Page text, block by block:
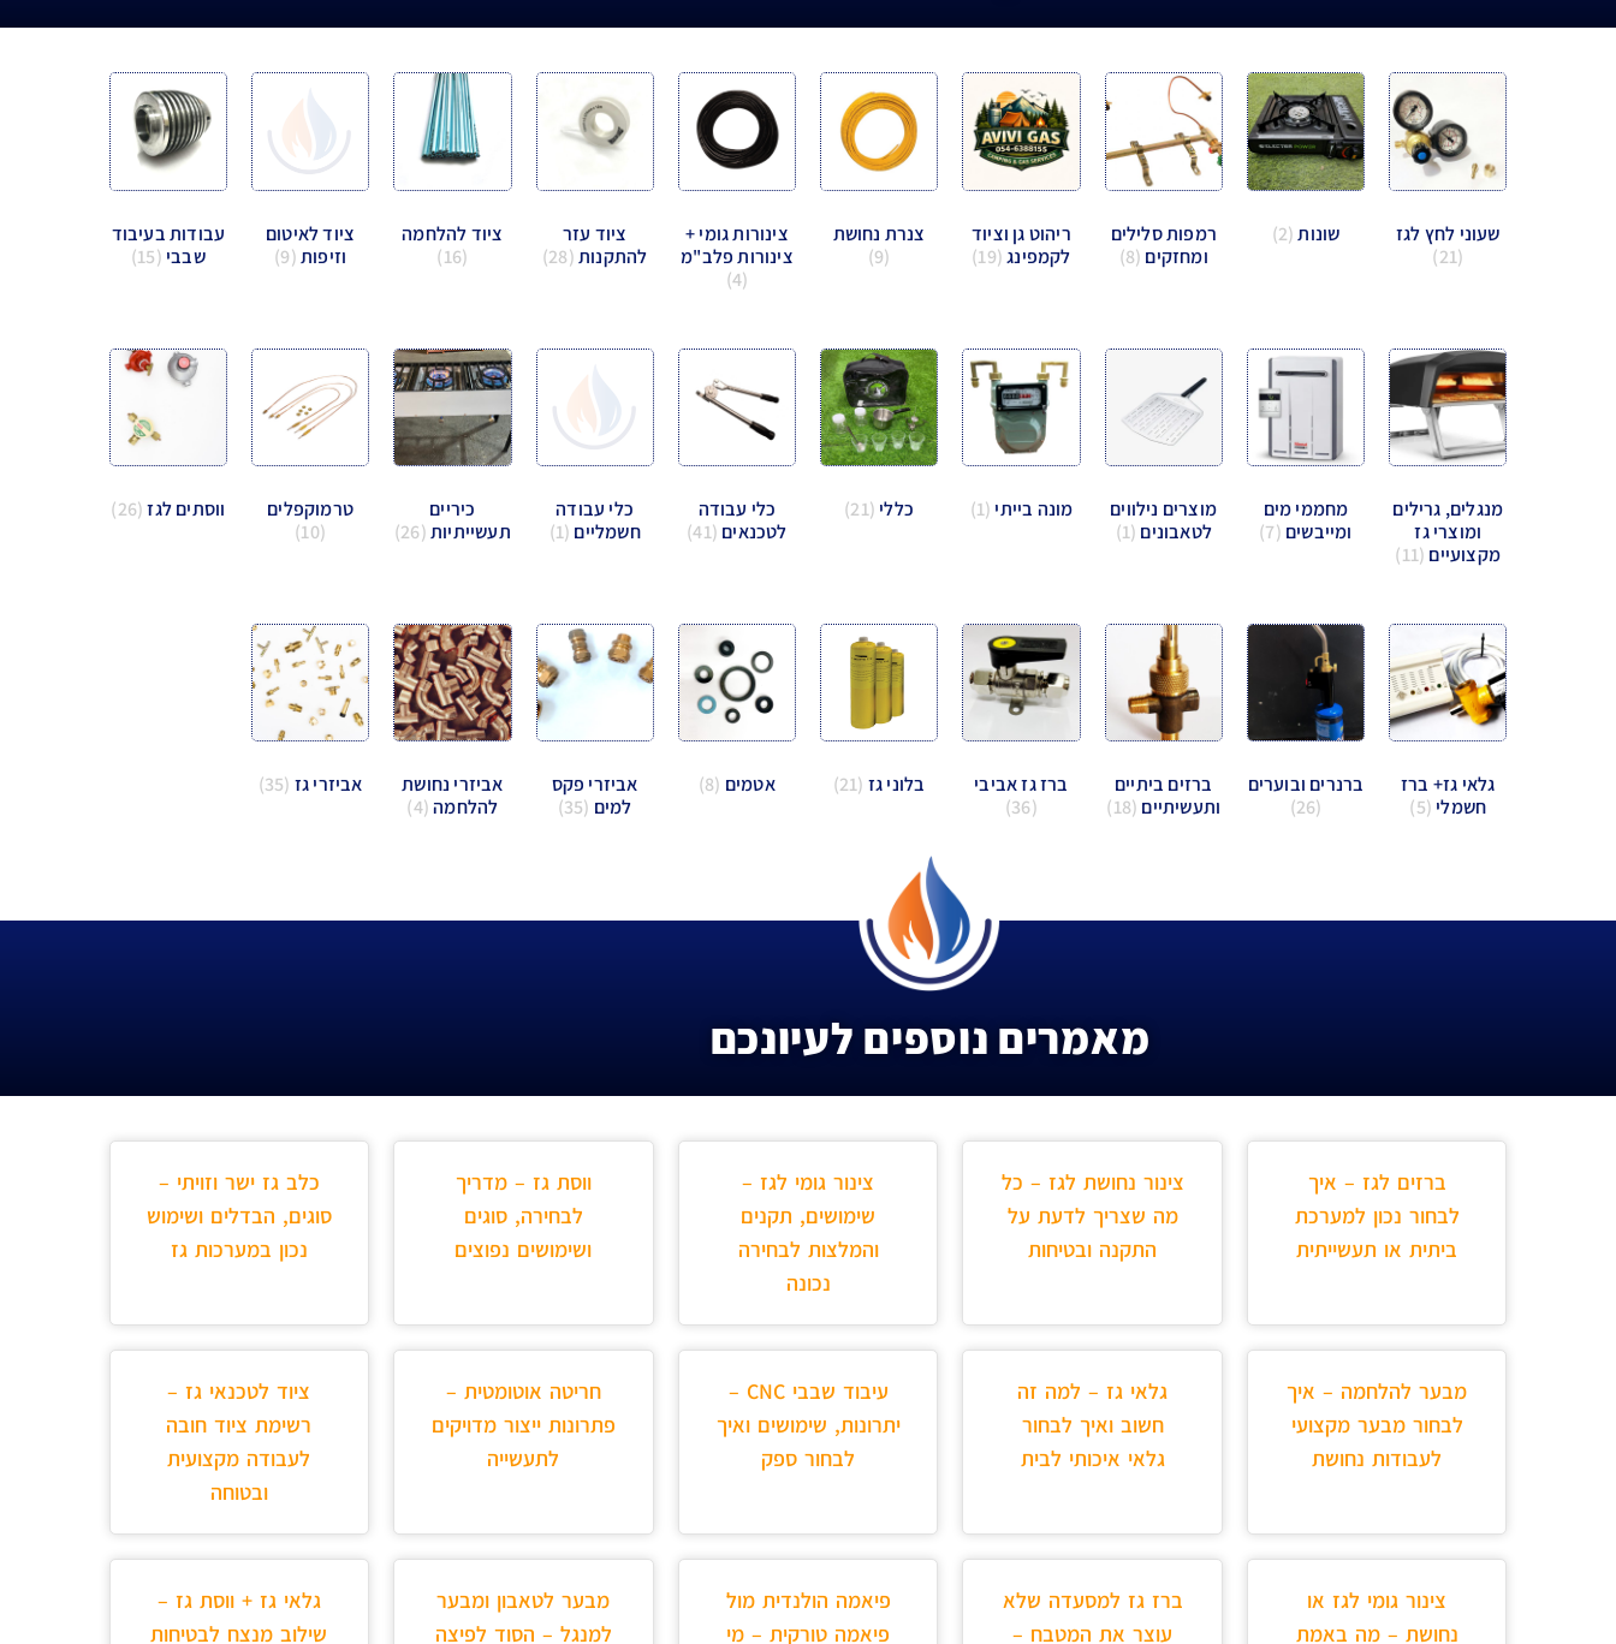
שעוני לחץ לגז
(21)
שונות(2)
רמפות סלילים
ומחזקים (8)
ריהוט גן וציוד
לקמפינג(19)
צנרת נחושת
(9)
צינורות גומי +
צינורות פלב"מ
(4)
ציוד עזר
להתקנות(28)
ציוד להלחמה
(16)
ציוד לאיטום
וזיפות(9)
עבודות בעיבוד
שבבי (15)
מנגלים, גרילים
ומוצרי גז
מקצועיים (11)
מחממי מים
ומייבשים (7)
מוצרים נילווים
לטאבונים (1)
מונה בייתי (1) כללי (21)
כלי עבודה
לטכנאים (41)
כלי עבודה
חשמליים (1)
כיריים
תעשייתיות(26)
טרמוקפלים
(10)
ווסתים לגז(26)
גלאי גז+ ברז
חשמלי (5)
ברנרים ובוערים
(26)
ברזים ביתיים
ותעשיתיים (18)
ברז גז אביבי
(36)
בלוני גז (21) אטמים (8)
אביזרי פקס
למים (35)
אביזרי נחושת
להלחמה(4)
אביזרי גז (35)
מאמרים נוספים לעיונכם
ברזים לגז – איך
לבחור נכון למערכת
ביתית או תעשייתית
צינור נחושת לגז – כל
מה שצריך לדעת על
התקנה ובטיחות
צינור גומי לגז –
שימושים, תקנים
והמלצות לבחירה
נכונה
ווסת גז – מדריך
לבחירה, סוגים
ושימושים נפוצים
כלב גז ישר וזויתי –
סוגים, הבדלים ושימוש
נכון במערכות גז
מבער להלחמה – איך
לבחור מבער מקצועי
לעבודות נחושת
גלאי גז – למה זה
חשוב ואיך לבחור
גלאי איכותי לבית
עיבוד שבבי CNC –
יתרונות, שימושים ואיך
לבחור ספק
חריטה אוטומטית –
פתרונות ייצור מדויקים
לתעשייה
ציוד לטכנאי גז –
רשימת ציוד חובה
לעבודה מקצועית
ובטוחה
צינור גומי לגז או
נחושת – מה באמת
ברז גז למסעדה שלא
עוצר את המטבח –
פיאמה הולנדית מול
פיאמה טורקית – מי
מבער לטאבון ומבער
למנגל – הסוד לפיצה
גלאי גז + ווסת גז –
שילוב מנצח לבטיחות